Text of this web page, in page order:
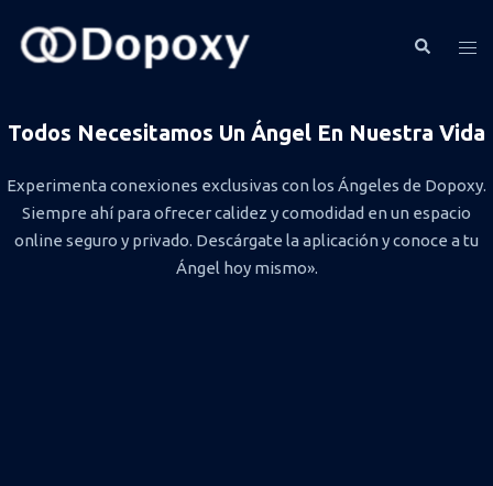
Todos Necesitamos Un Ángel En Nuestra Vida
Experimenta conexiones exclusivas con los Ángeles de Dopoxy.
Siempre ahí para ofrecer calidez y comodidad en un espacio
online seguro y privado. Descárgate la aplicación y conoce a tu
Ángel hoy mismo».